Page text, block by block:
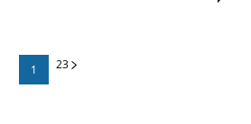
1 23